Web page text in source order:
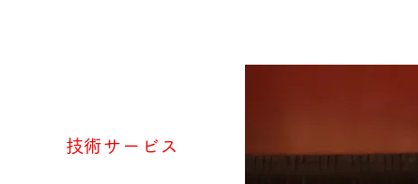
​技術サービス